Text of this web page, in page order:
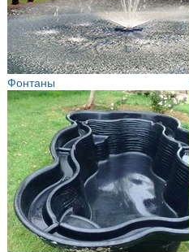
Фонтаны